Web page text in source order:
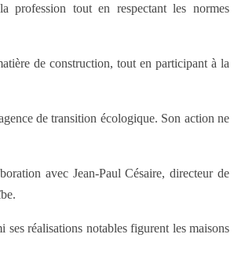
profession tout en respectant les normes
de construction, tout en participant à la
de transition écologique. Son action ne
avec Jean-Paul Césaire, directeur de
réalisations notables figurent les maisons